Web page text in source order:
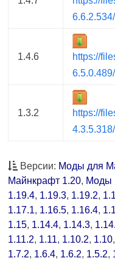
1.4.6
https://
1.3.2
https://
Версии: Моды для
Майнкрафт 1.20, Моды
1.19.4, 1.19.3, 1.19.2,
1.17.1, 1.16.5, 1.16.4,
1.15, 1.14.4, 1.14.3,
1.11.2, 1.11, 1.10.2, 1.10,
1.7.2, 1.6.4, 1.6.2, 1.5.2,